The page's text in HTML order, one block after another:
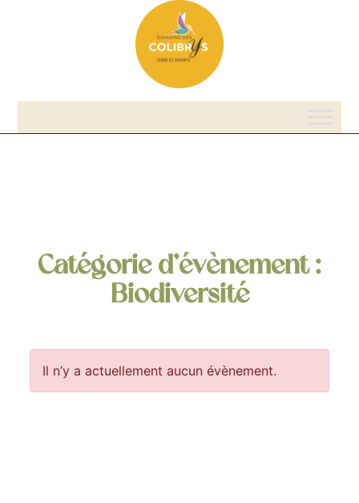
Catégorie d’évènement :
Biodiversité
Il n’y a actuellement aucun évènement.